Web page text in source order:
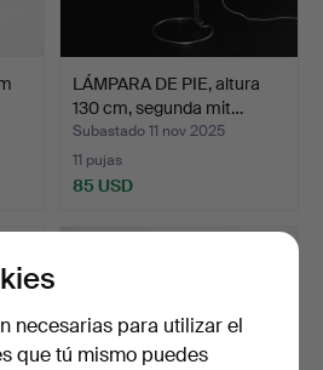
LÁMPARA DE PIE, altura
130 cm, segunda mit…
Subastado 11 nov 2025
11 pujas
85 USD
necesarias para utilizar el
que tú mismo puedes